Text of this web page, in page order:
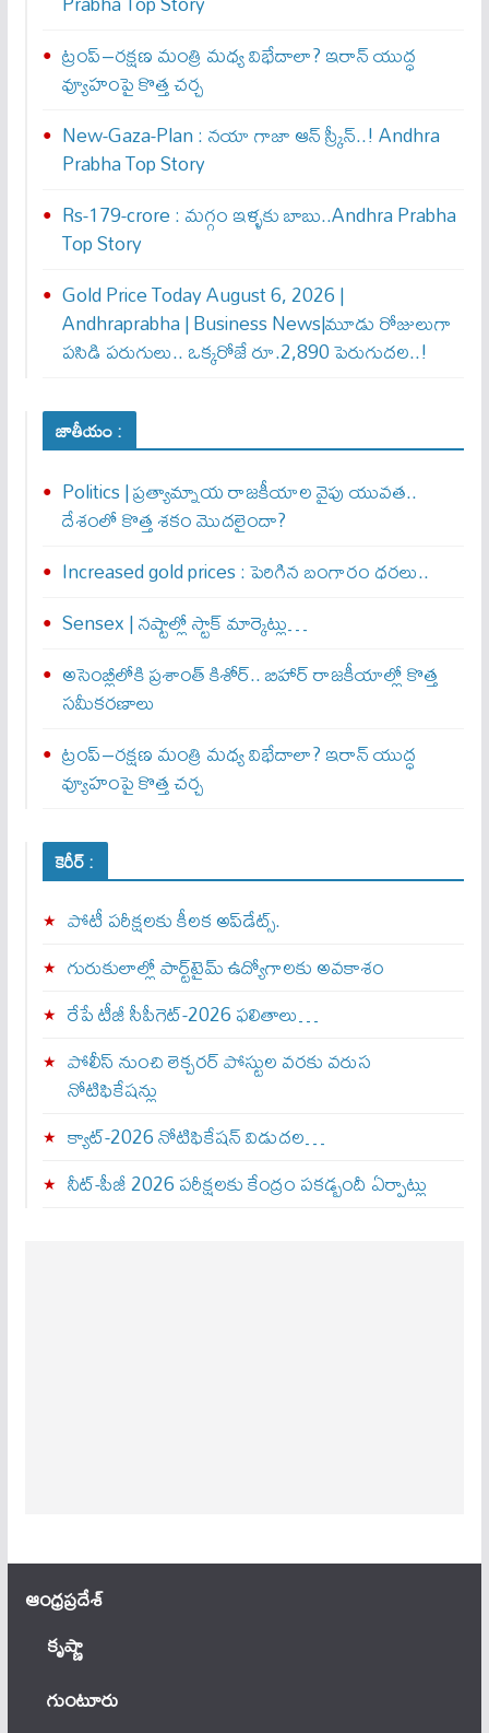
ట్రంప్–రక్షణ మంత్రి మధ్య విభేదాలా? ఇరాన్ యుద్ధ
వ్యూహంపై కొత్త చర్చ
New-Gaza-Plan : న‌యా గాజా ఆన్ స్క్రీన్‌..! Andhra
Prabha Top Story
Rs-179-crore : మ‌గ్గం ఇళ్ళ‌కు బాబు..Andhra Prabha
Top Story
Gold Price Today August 6, 2026 |
Andhraprabha | Business News|మూడు రోజులుగా
పసిడి పరుగులు.. ఒక్కరోజే రూ.2,890 పెరుగుద‌ల‌..!
జాతీయం :
Politics | ప్రత్యామ్నాయ రాజకీయాల వైపు యువత..
దేశంలో కొత్త శకం మొదలైందా?
Increased gold prices : పెరిగిన బంగారం ధరలు..
Sensex | నష్టాల్లో స్టాక్ మార్కెట్లు…
అసెంబ్లీలోకి ప్రశాంత్ కిశోర్.. బిహార్ రాజకీయాల్లో కొత్త
సమీకరణాలు
ట్రంప్–రక్షణ మంత్రి మధ్య విభేదాలా? ఇరాన్ యుద్ధ
వ్యూహంపై కొత్త చర్చ
కెరీర్ :
పోటీ పరీక్షలకు కీలక అప్‌డేట్స్.
గురుకులాల్లో పార్ట్‌టైమ్ ఉద్యోగాలకు అవకాశం
రేపే టీజీ సీపీగెట్‌-2026 ఫలితాలు…
పోలీస్ నుంచి లెక్చరర్ పోస్టుల వరకు వరుస
నోటిఫికేషన్లు
క్యాట్-2026 నోటిఫికేషన్ విడుదల…
నీట్-పీజీ 2026 పరీక్షలకు కేంద్రం పకడ్బందీ ఏర్పాట్లు
ఆంధ్ర‌ప్ర‌దేశ్
కృష్ణా
గుంటూరు